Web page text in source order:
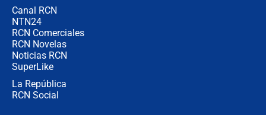
Canal RCN
NTN24
RCN Comerciales
RCN Novelas
Noticias RCN
SuperLike
La República
RCN Social